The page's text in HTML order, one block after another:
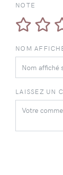
NOTE
NOM
LAISSEZ UN